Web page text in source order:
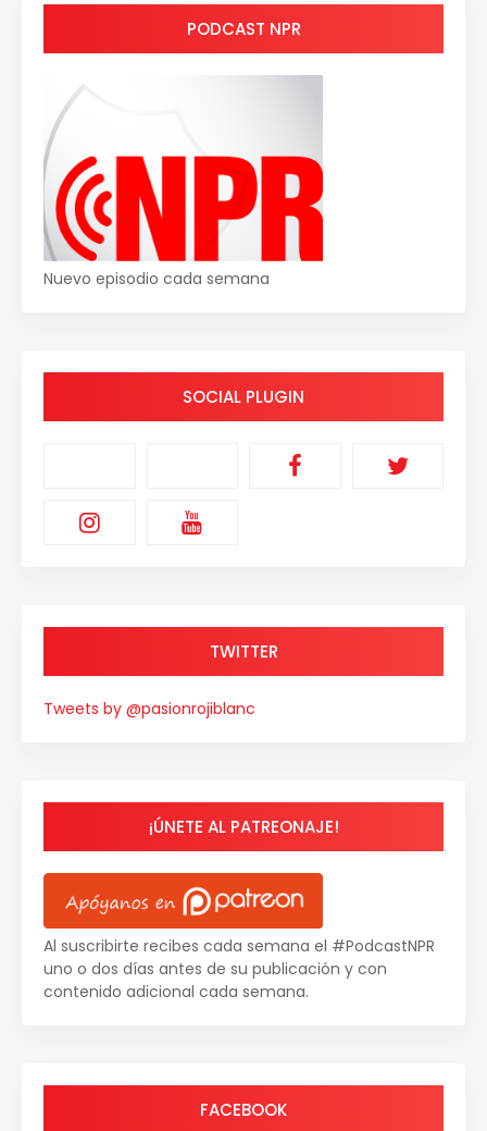
PODCAST NPR
Nuevo episodio cada semana
SOCIAL PLUGIN
TWITTER
Tweets by @pasionrojiblanc
¡ÚNETE AL PATREONAJE!
Al suscribirte recibes cada semana el #PodcastNPR
uno o dos días antes de su publicación y con
contenido adicional cada semana.
FACEBOOK